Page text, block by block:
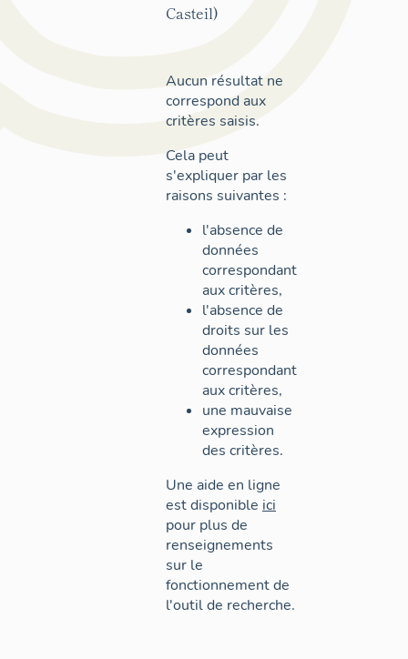
Casteil)
Aucun résultat ne
correspond aux
critères saisis.
Cela peut
s'expliquer par les
raisons suivantes :
l'absence de
données
correspondant
aux critères,
l'absence de
droits sur les
données
correspondant
aux critères,
une mauvaise
expression
des critères.
Une aide en ligne
est disponible ici
pour plus de
renseignements
sur le
fonctionnement de
l'outil de recherche.